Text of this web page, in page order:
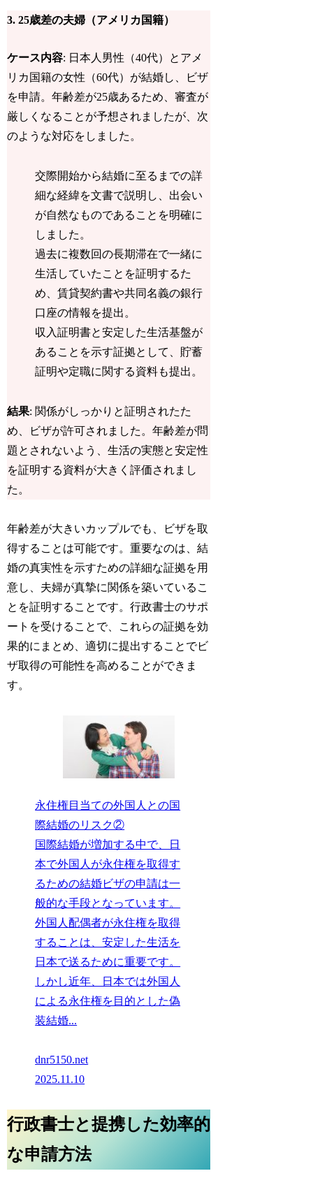
3.25歳差の夫婦（アメリカ国籍）
ケース内容: 日本人男性（40代）とアメ
リカ国籍の女性（60代）が結婚し、ビザ
を申請。年齢差が25歳あるため、審査が
厳しくなることが予想されましたが、次
のような対応をしました。
交際開始から結婚に至るまでの詳
細な経緯を文書で説明し、 出会い
が自然なものであることを明確に
しました。
過去に複数回の長期滞在で一緒に
生活していたことを証明するた
め、賃貸契約書や共同名義の銀行
口座の情報 を提出。
収入証明書と安定した生活基盤が
あることを示す証拠として、 貯蓄
証明や定職に関する資料も提出。
結果: 関係がしっかりと証明されたた
め、ビザが許可されました。年齢差が問
題とされないよう、生活の実態と安定性
を証明する資料が大きく評価されまし
た。
年齢差が大きいカップルでも、ビザを取
得することは可能です。重要なのは、結
婚の真実性を示すための詳細な証拠を用
意し、夫婦が真摯に関係を築いているこ
とを証明することです。行政書士のサポ
ート を受けることで、これらの証拠を効
果的にまとめ、適切に提出することでビ
ザ取得の可能性を高めることができま
す。
永住権目当ての外国人との国
際結婚のリスク②
国際結婚が増加する中で、日
本で外国人が永住権を取得す
るための結婚ビザの申請は一
般的な手段となっています。
外国人配偶者が永住権を取得
することは、安定した生活を
日本で送るために重要です。
しかし近年、日本では外国人
による永住権を目的とした偽
装結婚...
dnr5150.net
2025.11.10
行政書士と提携した効率的
な申請方法